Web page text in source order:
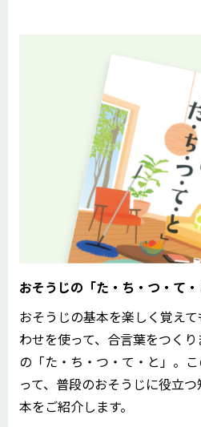
おそうじの「た・ち・つ・て・
おそうじの基本を楽しく覚え
わせを使って、合言葉をつく
の「た・ち・つ・て・と」。
って、普段のおそうじに役立
本をご紹介します。